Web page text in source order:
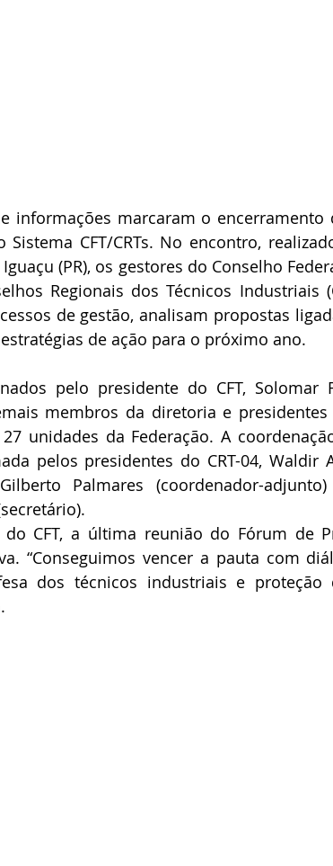
informações marcaram o encerramento
CFT/CRTs. No encontro,
(PR), os gestores do Conselho
Regionais dos Técnicos Industriais
de gestão, analisam propostas
de ação para o próximo ano.
pelo presidente do CFT, Solomar
membros da diretoria e presidentes
unidades da Federação. A
pelos presidentes do CRT-04, Waldir
Palmares (coordenador-
CFT, a última reunião do Fórum de
“Conseguimos vencer a pauta com
dos técnicos industriais e proteção